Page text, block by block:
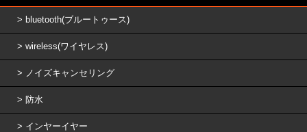
bluetooth(ブルートゥース)
wireless(ワイヤレス)
ノイズキャンセリング
防水
インヤーイヤー